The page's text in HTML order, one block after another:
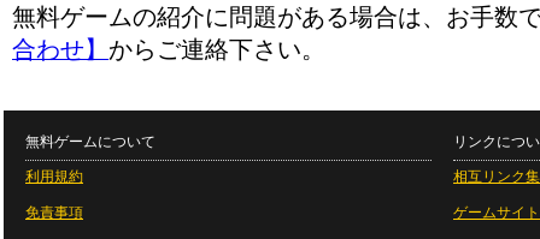
無料ゲームの紹介に問題がある場合は、お手数
合わせ】 からご連絡下さい。
無料ゲームについて
利用規約
免責事項
リンクにつ
相互リンク集
ゲームサイ